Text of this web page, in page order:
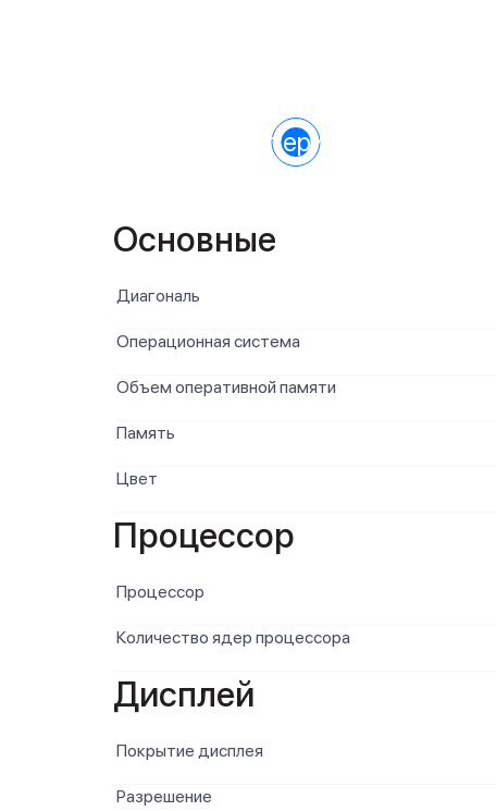
Характеристики
Основные
Диагональ
Операционная система
Объем оперативной памяти
Память
Цвет
Процессор
Процессор
Количество ядер процессора
Дисплей
Покрытие дисплея
Разрешение